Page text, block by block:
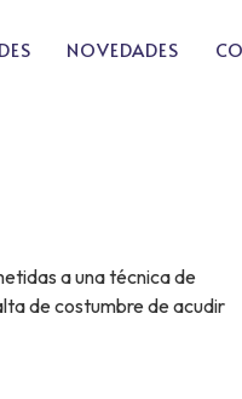
NOVEDADES
a una técnica de
de costumbre de acudir